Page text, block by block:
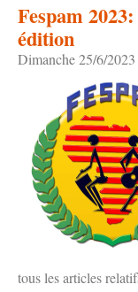
Fespam
édition
Dimanche 25/6/2023
tous les articles